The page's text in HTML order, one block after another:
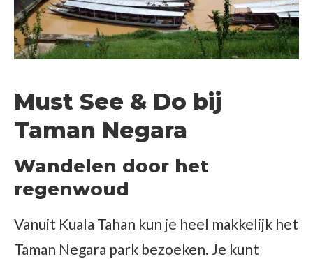
Must See & Do bij
Taman Negara
Wandelen door het
regenwoud
Vanuit Kuala Tahan kun je heel makkelijk het
Taman Negara park bezoeken. Je kunt